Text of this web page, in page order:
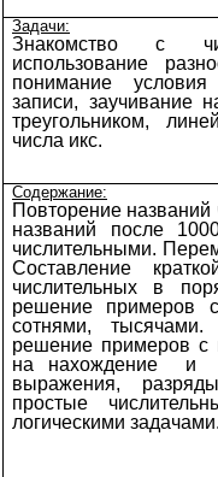
Задачи:
Знакомство с
использование
понимание условия
записи, заучивание
треугольником,
числа икс.
Содержание:
Повторение названий
названий после
числительными.
Составление
числительных в
решение примеров
сотнями,
решение примеров с
на нахождение и
выражения,
простые
логическими задачами.